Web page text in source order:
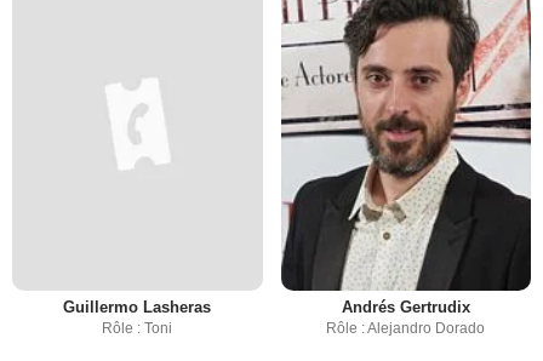
Guillermo Lasheras
Rôle : Toni
Andrés Gertrudix
Rôle : Alejandro Dorado